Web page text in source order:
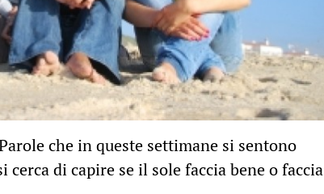
che in queste settimane si sentono
cerca di capire se il sole faccia bene o faccia